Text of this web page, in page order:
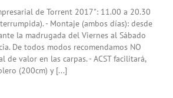
de Torrent 2017": 11.00 a 20.30
- Montaje (ambos días): desde
la madrugada del Viernes al Sábado
De todos modos recomendamos NO
de valor en las carpas. - ACST facilitará,
(200cm) y [...]